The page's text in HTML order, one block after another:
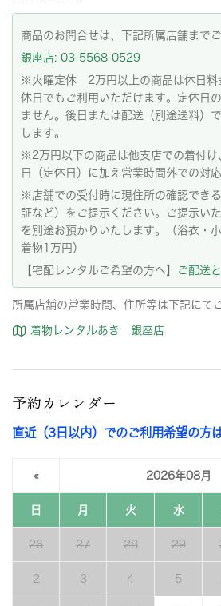
商品のお問合せは、下記所属店舗までご
銀座店: 03-5568-0529
※火曜定休 2万円以上の商品は休日
休日でもご利用いただけます。定休日
ません。後日または配送（別途送料）
します。
※2万円以下の商品は他支店での着付け
日（定休日）に加え営業時間外での対
※店舗での受付時に現住所の確認でき
証など）をご提示ください。ご提示い
を別途お預かりいたします。（浴衣・
着物1万円）
【宅配レンタルご希望の方へ】
ご配送
所属店舗の営業時間、住所等は下記にて
着物レンタルあき 銀座店
予約カレンダー
直近（3日以内）でのご利用希望の方
« 2026年08月
日 月 火 水
26 27 28 29
2 3 4 5